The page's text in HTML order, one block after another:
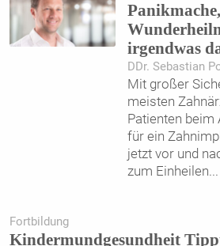
Panikmache,
irgendwas
DDr. Sebastian
Mit großer
meisten
Patienten beim
für ein
jetzt vor und
zum Einheilen...
Fortbildung
Kindermundgesundheit